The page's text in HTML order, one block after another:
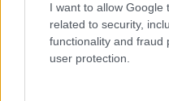
I want to allow Google
related to security,
functionality and fraud
user protection.
δικαιώματα
«οικόπεδο 2» στο